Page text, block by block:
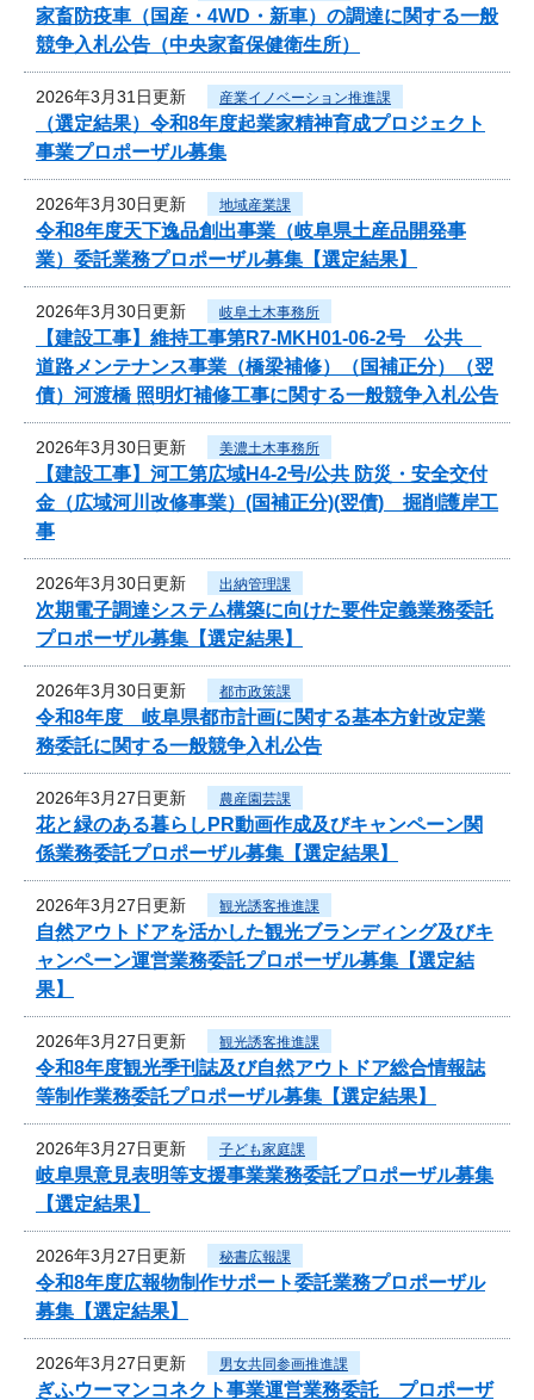
家畜防疫車（国産・4WD・新車）の調達に関する一般
競争入札公告（中央家畜保健衛生所）
2026年3月31日更新 産業イノベーション推進課
（選定結果）令和8年度起業家精神育成プロジェクト
事業プロポーザル募集
2026年3月30日更新 地域産業課
令和8年度天下逸品創出事業（岐阜県土産品開発事
業）委託業務プロポーザル募集【選定結果】
2026年3月30日更新 岐阜土木事務所
【建設工事】維持工事第R7-MKH01-06-2号 公共
道路メンテナンス事業（橋梁補修）（国補正分）（翌
債）河渡橋 照明灯補修工事に関する一般競争入札公告
2026年3月30日更新 美濃土木事務所
【建設工事】河工第広域H4-2号/公共 防災・安全交付
金（広域河川改修事業）(国補正分)(翌債) 掘削護岸工
事
2026年3月30日更新 出納管理課
次期電子調達システム構築に向けた要件定義業務委託
プロポーザル募集【選定結果】
2026年3月30日更新 都市政策課
令和8年度 岐阜県都市計画に関する基本方針改定業
務委託に関する一般競争入札公告
2026年3月27日更新 農産園芸課
花と緑のある暮らしPR動画作成及びキャンペーン関
係業務委託プロポーザル募集【選定結果】
2026年3月27日更新 観光誘客推進課
自然アウトドアを活かした観光ブランディング及びキ
ャンペーン運営業務委託プロポーザル募集【選定結
果】
2026年3月27日更新 観光誘客推進課
令和8年度観光季刊誌及び自然アウトドア総合情報誌
等制作業務委託プロポーザル募集【選定結果】
2026年3月27日更新 子ども家庭課
岐阜県意見表明等支援事業業務委託プロポーザル募集
【選定結果】
2026年3月27日更新 秘書広報課
令和8年度広報物制作サポート委託業務プロポーザル
募集【選定結果】
2026年3月27日更新 男女共同参画推進課
ぎふウーマンコネクト事業運営業務委託 プロポーザ